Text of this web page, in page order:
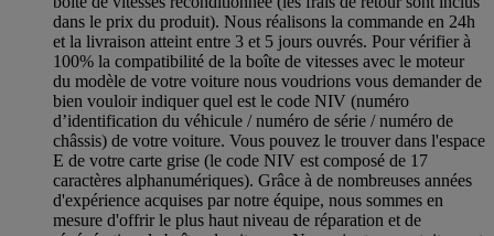
dans le prix du produit). Nous réalisons la commande en 24h
et la livraison atteint entre 3 et 5 jours ouvrés. Pour vérifier à
100% la compatibilité de la boîte de vitesses avec le moteur
du modèle de votre voiture nous voudrions vous demander de
bien vouloir indiquer quel est le code NIV (numéro
d’identification du véhicule / numéro de série / numéro de
châssis) de votre voiture. Vous pouvez le trouver dans l'espace
E de votre carte grise (le code NIV est composé de 17
caractères alphanumériques). Grâce à de nombreuses années
d'expérience acquises par notre équipe, nous sommes en
mesure d'offrir le plus haut niveau de réparation et de